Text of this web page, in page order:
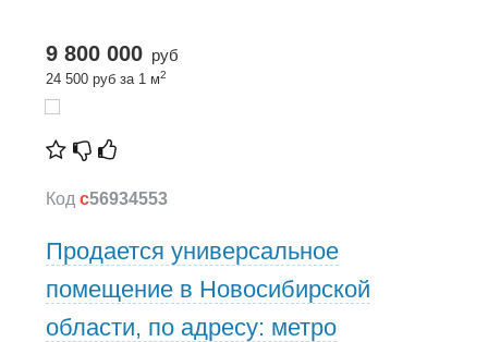
9 800 000 руб
24 500 руб за 1 м2
Код c56934553
Продается универсальное
помещение в Новосибирской
области, по адресу: метро